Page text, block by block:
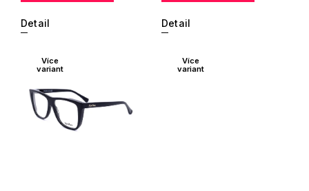
Detail Detail
Více
variant
Více
variant